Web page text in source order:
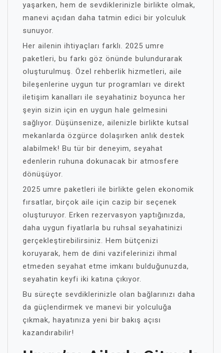
yaşarken, hem de sevdiklerinizle birlikte olmak,
manevi açıdan daha tatmin edici bir yolculuk
sunuyor.
Her ailenin ihtiyaçları farklı. 2025 umre
paketleri, bu farkı göz önünde bulundurarak
oluşturulmuş. Özel rehberlik hizmetleri, aile
bileşenlerine uygun tur programları ve direkt
iletişim kanalları ile seyahatiniz boyunca her
şeyin sizin için en uygun hale gelmesini
sağlıyor. Düşünsenize, ailenizle birlikte kutsal
mekanlarda özgürce dolaşırken anlık destek
alabilmek! Bu tür bir deneyim, seyahat
edenlerin ruhuna dokunacak bir atmosfere
dönüşüyor.
2025 umre paketleri ile birlikte gelen ekonomik
fırsatlar, birçok aile için cazip bir seçenek
oluşturuyor. Erken rezervasyon yaptığınızda,
daha uygun fiyatlarla bu ruhsal seyahatinizi
gerçekleştirebilirsiniz. Hem bütçenizi
koruyarak, hem de dini vazifelerinizi ihmal
etmeden seyahat etme imkanı bulduğunuzda,
seyahatin keyfi iki katına çıkıyor.
Bu süreçte sevdiklerinizle olan bağlarınızı daha
da güçlendirmek ve manevi bir yolculuğa
çıkmak, hayatınıza yeni bir bakış açısı
kazandırabilir!